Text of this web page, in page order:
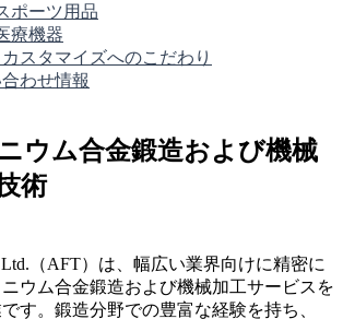
ポーツ用品
療機器
スタマイズへのこだわり
わせ情報
ウム合金鍛造および機械
術
Ltd.（AFT）は、幅広い業界向けに精密に
ウム合金鍛造および機械加工サービスを
す。鍛造分野での豊富な経験を持ち、